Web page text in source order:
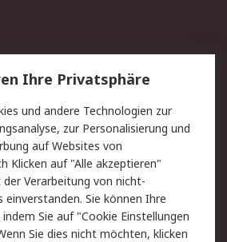
Lieferlösungen
Kontakt
Privatkunden
Datenschutz
Zahlungsbedingungen
Ihre Privatsphäre
und andere Technologien zur
zur Personalisierung und
auf Websites von
Klicken auf "Alle akzeptieren"
Verarbeitung von nicht-
einverstanden. Sie können Ihre
Sie auf "Cookie Einstellungen
Sie dies nicht möchten, klicken